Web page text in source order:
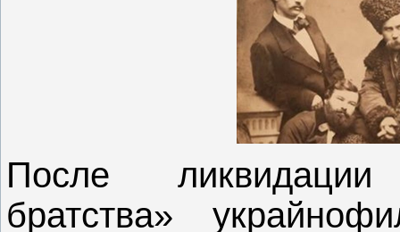
После ликвидации
братства»